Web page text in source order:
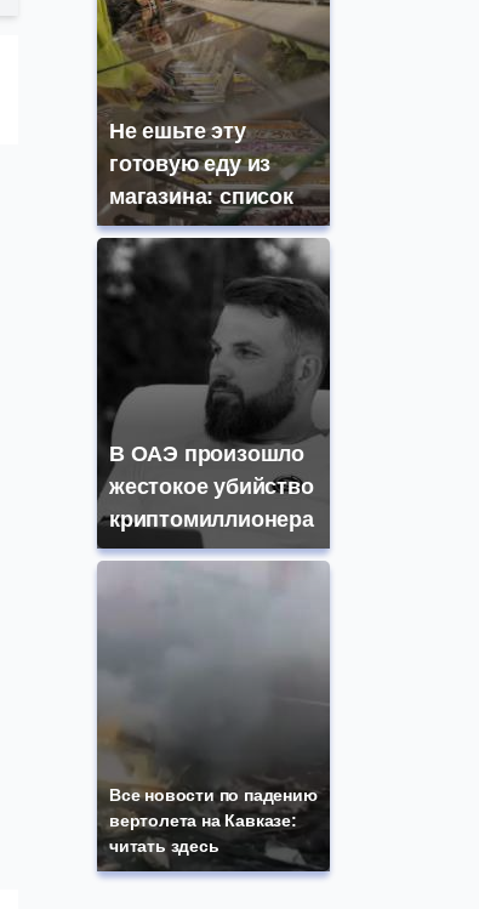
Не ешьте эту
готовую еду из
магазина: список
В ОАЭ произошло
жестокое убийство
криптомиллионера
Все новости по падению
вертолета на Кавказе:
читать здесь